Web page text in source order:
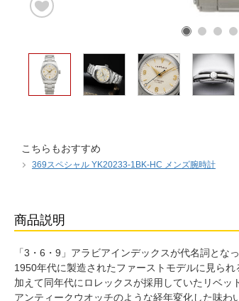
こちらもおすすめ
369スペシャル YK20233-1BK-HC メンズ腕時計
商品説明
「3・6・9」アラビアインデックスが代名詞とな
1950年代に製造されたファーストモデルに見ら
加えて同年代にロレックスが採用していたリベッ
アンティークウオッチのような経年変化した味わ